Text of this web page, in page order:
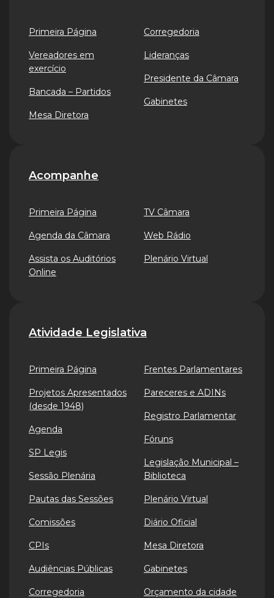
Primeira Página
Vereadores em
exercício
Bancada – Partidos
Mesa Diretora
Corregedoria
Lideranças
Presidente da Câmara
Gabinetes
Acompanhe
Primeira Página
Agenda da Câmara
Assista os Auditórios
Online
TV Câmara
Web Rádio
Plenário Virtual
Atividade Legislativa
Primeira Página
Projetos Apresentados
(desde 1948)
Agenda
SP Legis
Sessão Plenária
Pautas das Sessões
Comissões
CPIs
Audiências Públicas
Corregedoria
Frentes Parlamentares
Pareceres e ADINs
Registro Parlamentar
Fóruns
Legislação Municipal –
Biblioteca
Plenário Virtual
Diário Oficial
Mesa Diretora
Gabinetes
Orçamento da cidade